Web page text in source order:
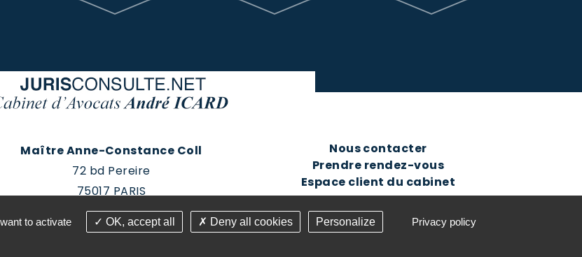
Maître Anne-Constance Coll
72 bd Pereire
75017 PARIS
Tél : 01 60 88 18 78
Nous contacter
Prendre rendez-vous
Espace client du cabinet
- Conception Absolute Communication & Création Answeb -Gestion cookies
to activate OK, accept all Deny all cookies Personalize Privacy policy